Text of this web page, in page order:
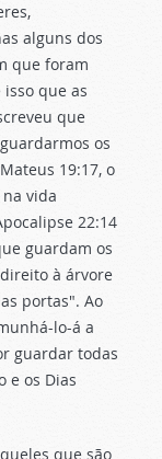
alguns dos
que foram
que as
que
os
19:17, o
vida
22:14
guardam os
à árvore
portas". Ao
lo-á a
guardar todas
e os Dias
que são